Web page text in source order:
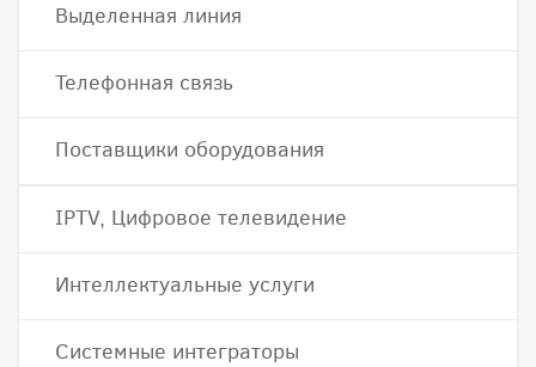
Выделенная линия
Телефонная связь
Поставщики оборудования
IPTV, Цифровое телевидение
Интеллектуальные услуги
Системные интеграторы